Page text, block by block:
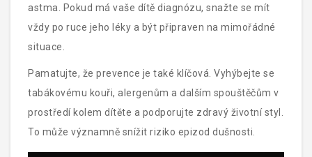
astma. Pokud má vaše dítě diagnózu, snažte se mít
vždy po ruce jeho léky a být připraven na mimořádné
situace.
Pamatujte, že prevence je také klíčová. Vyhýbejte se
tabákovému kouři, alergenům a dalším spouštěčům v
prostředí kolem dítěte a podporujte zdravý životní styl.
To může významně snížit riziko epizod dušnosti.